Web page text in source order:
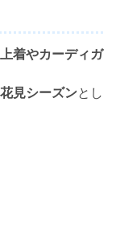
着やカーディガ
見シーズンとし